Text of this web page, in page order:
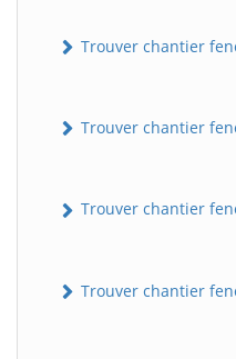
Trouver chantier
Trouver chantier
Trouver chantier
Trouver chantier